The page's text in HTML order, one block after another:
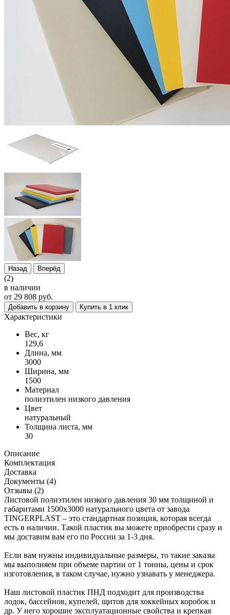
Назад Вперёд
(2)
в наличии
от 29 808 руб.
Добавить в корзину Купить в 1 клик
Характеристики
Вес, кг
129,6
Длина, мм
3000
Ширина, мм
1500
Материал
полиэтилен низкого давления
Цвет
натуральный
Толщина листа, мм
30
Описание
Комплектация
Доставка
Документы (4)
Отзывы (2)
Листовой полиэтилен низкого давления 30 мм толщиной и
габаритами 1500х3000 натурального цвета от завода
TINGERPLAST – это стандартная позиция, которая всегда
есть в наличии. Такой пластик вы можете приобрести сразу и
мы доставим вам его по России за 1-3 дня.
Если вам нужны индивидуальные размеры, то такие заказы
мы выполняем при объеме партии от 1 тонны, цены и срок
изготовления, в таком случае, нужно узнавать у менеджера.
Наш листовой пластик ПНД подходит для производства
лодок, бассейнов, купелей, щитов для хоккейных коробок и
др. У него хорошие эксплуатационные свойства и крепкая